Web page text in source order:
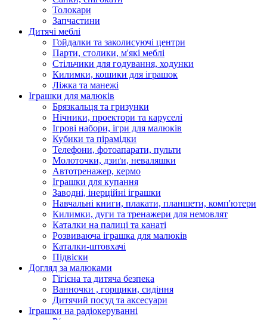
Толокари
Запчастини
Дитячі меблі
Гойдалки та заколисуючі центри
Парти, столики, м'які меблі
Стільчики для годування, ходунки
Килимки, кошики для іграшок
Ліжка та манежі
Іграшки для малюків
Брязкальця та гризунки
Нічники, проектори та каруселі
Ігрові набори, ігри для малюків
Кубики та пірамідки
Телефони, фотоапарати, пульти
Молоточки, дзиґи, неваляшки
Автотренажер, кермо
Іграшки для купання
Заводні, інерційні іграшки
Навчальні книги, плакати, планшети, комп'ютери
Килимки, дуги та тренажери для немовлят
Каталки на палиці та канаті
Розвиваюча іграшка для малюків
Каталки-штовхачі
Підвіски
Догляд за малюками
Гігієна та дитяча безпека
Ванночки , горщики, сидіння
Дитячий посуд та аксесуари
Іграшки на радіокеруванні